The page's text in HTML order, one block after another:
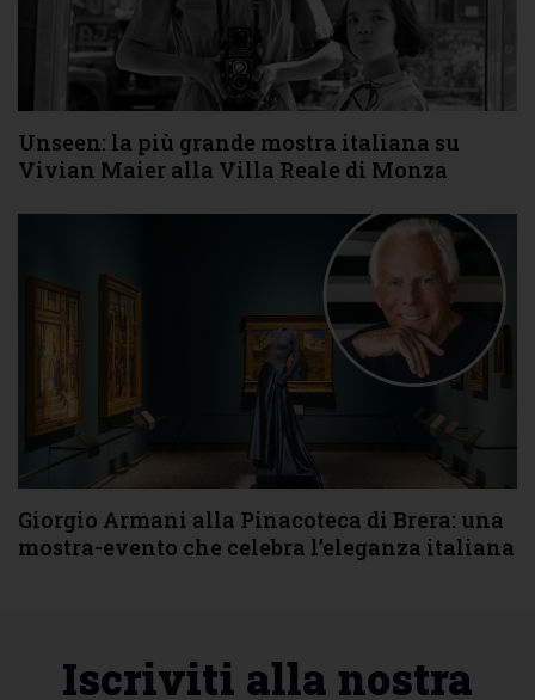
Unseen: la più grande mostra italiana su
Vivian Maier alla Villa Reale di Monza
Giorgio Armani alla Pinacoteca di Brera: una
mostra-evento che celebra l’eleganza italiana
Iscriviti alla nostra